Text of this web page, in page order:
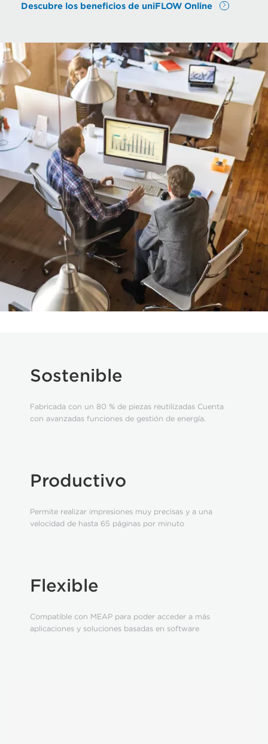
Descubre los beneficios de uniFLOW Online
Sostenible
Fabricada con un 80 % de piezas reutilizadas Cuenta
con avanzadas funciones de gestión de energía.
Productivo
Permite realizar impresiones muy precisas y a una
velocidad de hasta 65 páginas por minuto
Flexible
Compatible con MEAP para poder acceder a más
aplicaciones y soluciones basadas en software